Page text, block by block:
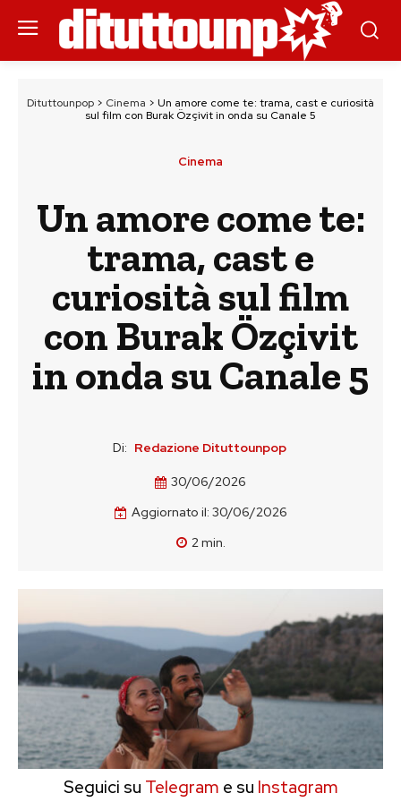
Dituttounpop > Cinema > Un amore come te: trama, cast e curiosità
sul film con Burak Özçivit in onda su Canale 5
Cinema
Un amore come te:
trama, cast e
curiosità sul film
con Burak Özçivit
in onda su Canale 5
Di: Redazione Dituttounpop
30/06/2026
Aggiornato il: 30/06/2026
2min.
Seguici su Telegram e su Instagram